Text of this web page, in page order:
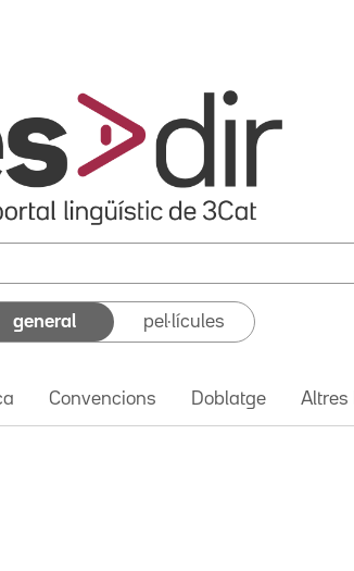
general pel·lícules
Convencions Doblatge Altres